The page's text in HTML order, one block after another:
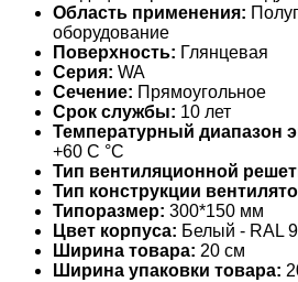
Область применения:
оборудование
Поверхность: Глянцевая
Серия: WA
Сечение: Прямоугольное
Срок службы: 10 лет
Температурный диапазон
+60 С °С
Тип вентиляционной
Тип конструкции
Типоразмер: 300*150 мм
Цвет корпуса: Белый - RAL
Ширина товара: 20 см
Ширина упаковки товара: